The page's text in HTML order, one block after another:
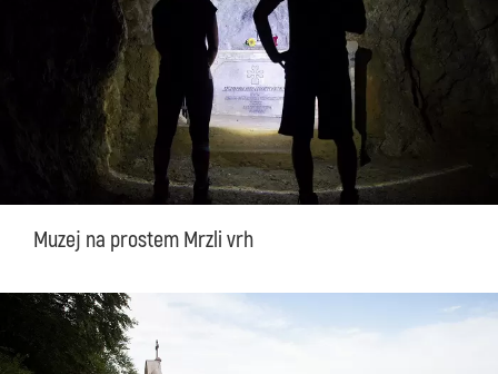
Muzej na prostem Mrzli vrh